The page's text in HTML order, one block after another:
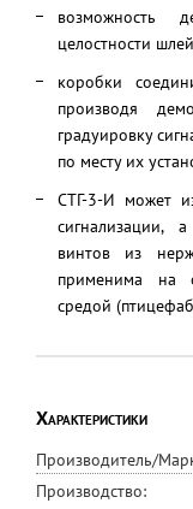
возможность
целостности
коробки
производя
градуировку
по месту их
СТГ-3-И может
сигнализации,
винтов из
применима на
средой
Характеристики
Производитель/
Производство: